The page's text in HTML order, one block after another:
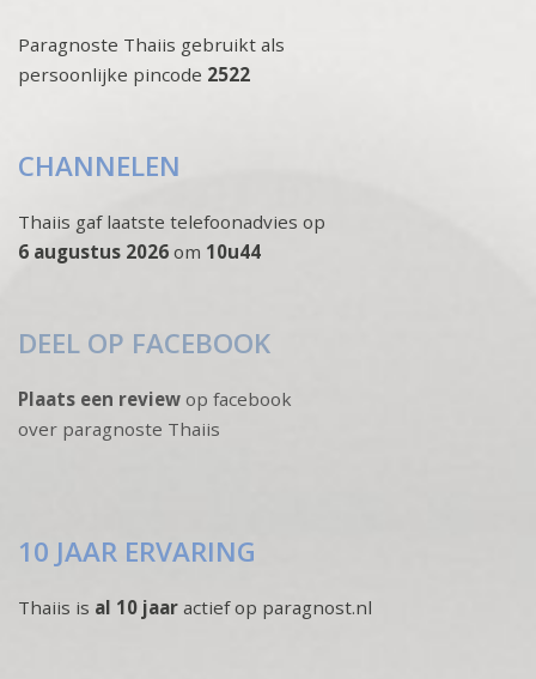
Paragnoste Thaiis gebruikt als
persoonlijke pincode 2522
CHANNELEN
Thaiis gaf laatste telefoonadvies op
6 augustus 2026 om 10u44
DEEL OP FACEBOOK
Plaats een review op facebook
over paragnoste Thaiis
10 JAAR ERVARING
Thaiis is al 10 jaar actief op paragnost.nl